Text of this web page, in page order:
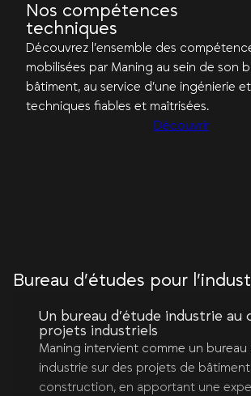
Nos compétences
techniques
Découvrez l’ensemble des
mobilisées par Maning au sein de son
bâtiment, au service d’une ingénierie
techniques fiables et maîtrisées.
Découvrir
Bureau d’études pour
Un bureau d’étude industrie au
projets industriels
Maning intervient comme un bureau
industrie sur des projets de
construction, en apportant une